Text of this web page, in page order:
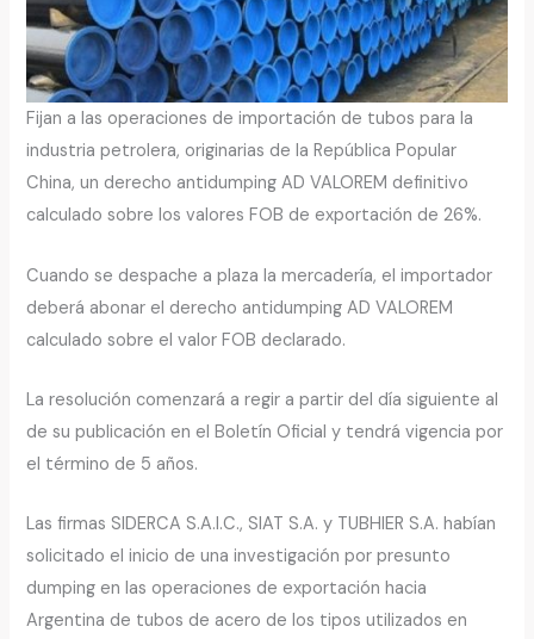
Fijan a las operaciones de importación de tubos para la
industria petrolera, originarias de la República Popular
China, un derecho antidumping AD VALOREM definitivo
calculado sobre los valores FOB de exportación de 26%.
Cuando se despache a plaza la mercadería, el importador
deberá abonar el derecho antidumping AD VALOREM
calculado sobre el valor FOB declarado.
La resolución comenzará a regir a partir del día siguiente al
de su publicación en el Boletín Oficial y tendrá vigencia por
el término de 5 años.
Las firmas SIDERCA S.A.I.C., SIAT S.A. y TUBHIER S.A. habían
solicitado el inicio de una investigación por presunto
dumping en las operaciones de exportación hacia
Argentina de tubos de acero de los tipos utilizados en